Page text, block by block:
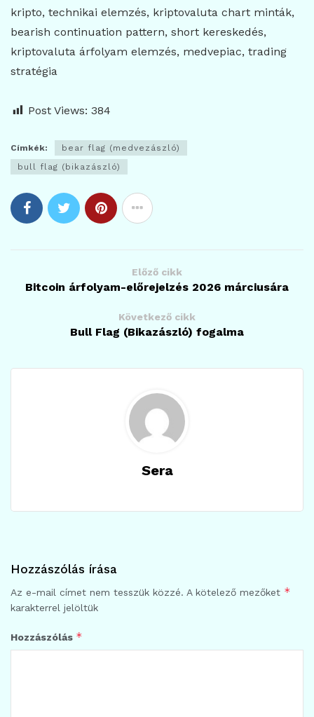
kripto, technikai elemzés, kriptovaluta chart minták,
bearish continuation pattern, short kereskedés,
kriptovaluta árfolyam elemzés, medvepiac, trading
stratégia
Post Views: 384
Címkék:
bear flag (medvezászló)
bull flag (bikazászló)
Előző cikk
Bitcoin árfolyam-előrejelzés 2026 márciusára
Következő cikk
Bull Flag (Bikazászló) fogalma
Sera
Hozzászólás írása
Az e-mail címet nem tesszük közzé. A kötelező mezőket *
karakterrel jelöltük
Hozzászólás *